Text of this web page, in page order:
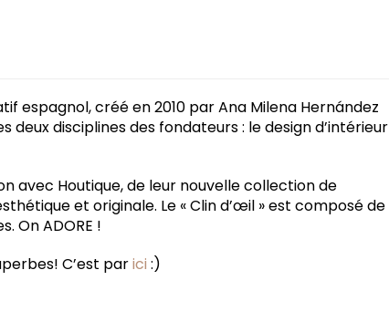
espagnol, créé en 2010 par Ana Milena Hernández
deux disciplines des fondateurs : le design d’intérieur
avec Houtique, de leur nouvelle collection de
et originale. Le « Clin d’œil » est composé de
On ADORE !
C’est parici :)